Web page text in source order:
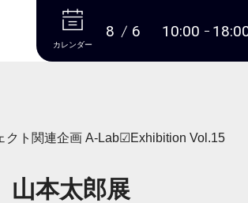
本文へ
カレンダー
8 6 10:00
クト関連企画 A-Lab☑Exhibition Vol.15
山本太郎展